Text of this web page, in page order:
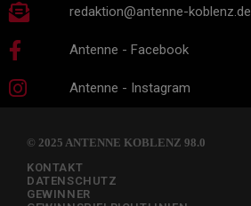
redaktion@antenne-koblenz.de
Antenne - Facebook
Antenne - Instagram
© 2025 ANTENNE KOBLENZ 98.0
KONTAKT
DATENSCHUTZ
GEWINNER